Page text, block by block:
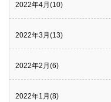
2022年4月(10)
2022年3月(13)
2022年2月(6)
2022年1月(8)